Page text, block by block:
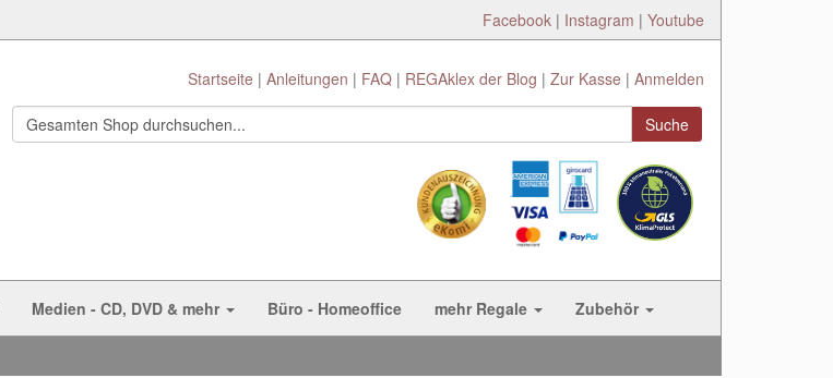
Facebook | Instagram | Youtube
Startseite Anleitungen FAQ REGAklex der Blog Zur Kasse Anmelden
Suche
Medien - CD, DVD & mehr Büro - Homeoffice mehr Regale Zubehör